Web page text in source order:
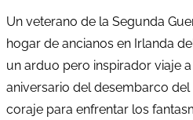
Un veterano de la Segunda
hogar de ancianos en Irlanda
un arduo pero inspirador viaje
aniversario del desembarco del
coraje para enfrentar los